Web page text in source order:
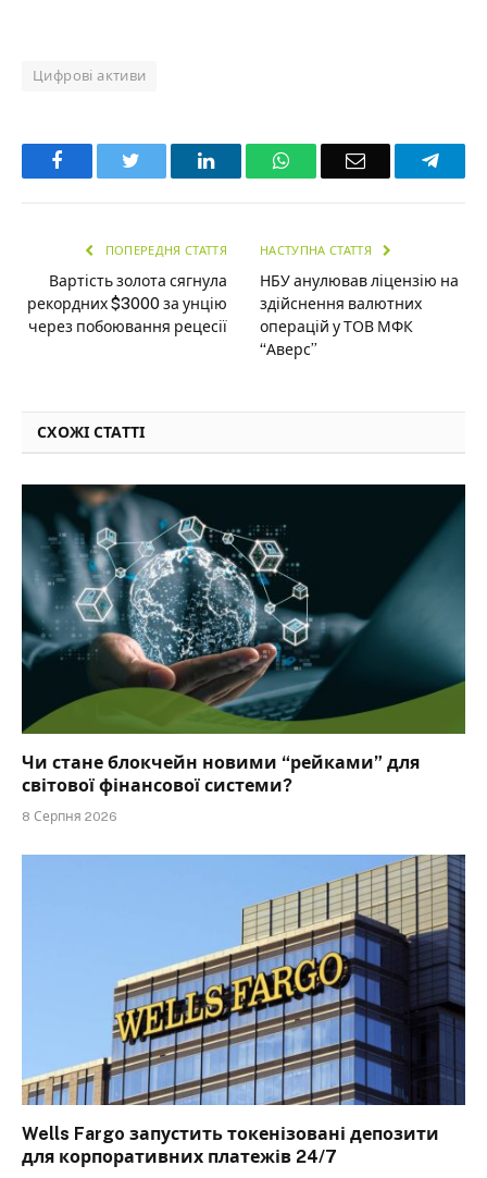
Цифрові активи
Facebook LinkedInWhatsAppEmail
ПОПЕРЕДНЯ СТАТТЯ
Вартість золота сягнула
рекордних $3000 за унцію
через побоювання рецесії
НАСТУПНА СТАТТЯ
НБУ анулював ліцензію на
здійснення валютних
операцій у ТОВ МФК
“Аверс”
СХОЖІ СТАТТІ
Чи стане блокчейн новими “рейками” для
світової фінансової системи?
8 Серпня 2026
Wells Fargo запустить токенізовані депозити
для корпоративних платежів 24/7